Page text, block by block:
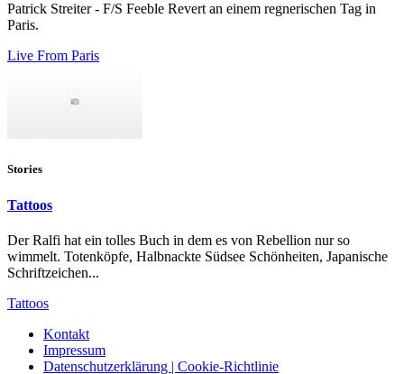
Patrick Streiter - F/S Feeble Revert an einem regnerischen Tag in
Paris.
Live From Paris
Stories
Tattoos
Der Ralfi hat ein tolles Buch in dem es von Rebellion nur so
wimmelt. Totenköpfe, Halbnackte Südsee Schönheiten, Japanische
Schriftzeichen...
Tattoos
Kontakt
Impressum
Datenschutzerklärung | Cookie-Richtlinie